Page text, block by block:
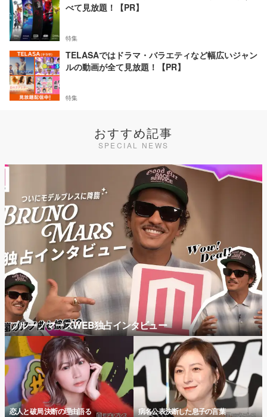
べて見放題！【PR】
特集
TELASAではドラマ・バラエティなど幅広いジャン
ルの動画が全て見放題！【PR】
特集
おすすめ記事
SPECIAL NEWS
ブルーノマーズWEB独占インタビュー
恋人と破局 決断の理由語る 病名公表決断した息子の言葉